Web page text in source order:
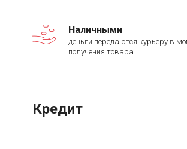
Наличными
деньги передаются курьеру в
получения товара
Кредит